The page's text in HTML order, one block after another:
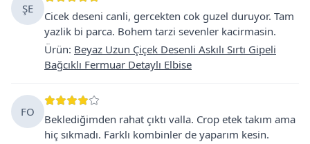
ŞE
Cicek deseni canli, gercekten cok guzel duruyor. Tam
yazlik bi parca. Bohem tarzi sevenler kacirmasin.
Ürün: Beyaz Uzun Çiçek Desenli Askılı Sırtı Gipeli
Bağcıklı Fermuar Detaylı Elbise
FO
Beklediğimden rahat çıktı valla. Crop etek takım ama
hiç sıkmadı. Farklı kombinler de yaparım kesin.